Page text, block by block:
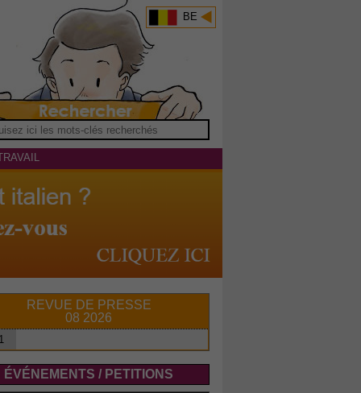
BE
REVUE DE PRESSE
08 2026
1
ÉVÉNEMENTS / PETITIONS